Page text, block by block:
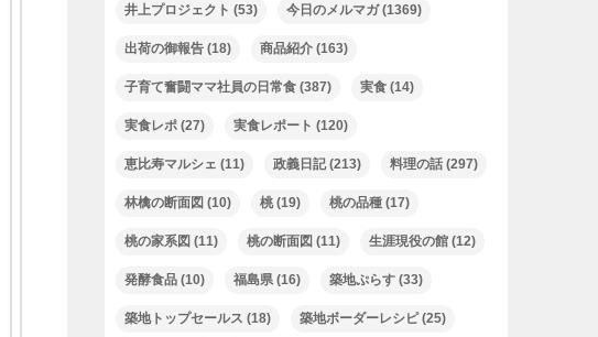
井上プロジェクト (53) 今日のメルマガ(1369)
出荷の御報告 (18) 商品紹介 (163)
子育て奮闘ママ社員の日常食 (387) 実食 (14)
実食レポ (27) 実食レポート (120)
恵比寿マルシェ (11) 政義日記(213) 料理の話 (297)
林檎の断面図 (10) 桃(19) 桃の品種 (17)
桃の家系図 (11) 桃の断面図 (11) 生涯現役の館 (12)
発酵食品 (10) 福島県 (16) 築地ぷらす (33)
築地トップセールス (18) 築地ボーダーレシピ(25)